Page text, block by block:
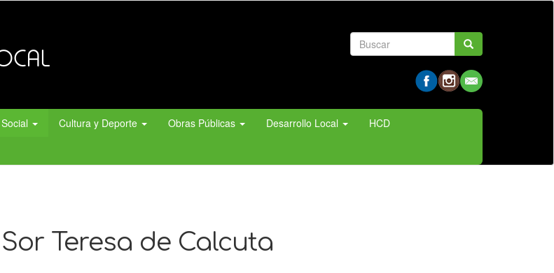
Formulario
búsqueda
Cultura y Deporte Obras Públicas Desarrollo Local
HCD
Teresa de Calcuta